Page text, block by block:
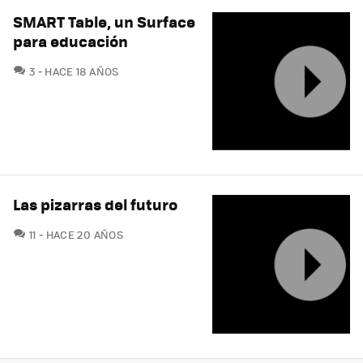
SMART Table, un Surface
para educación
3 COMENTARIOS
HACE 18 AÑOS
Las pizarras del futuro
11 COMENTARIOS
HACE 20 AÑOS